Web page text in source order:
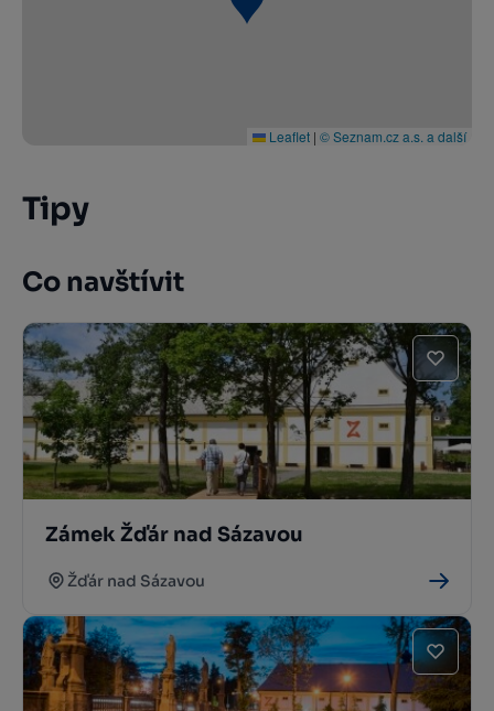
Leaflet | © Seznam.cz a.s. a další
Tipy
Co navštívit
Zámek Žďár nad Sázavou
Žďár nad Sázavou